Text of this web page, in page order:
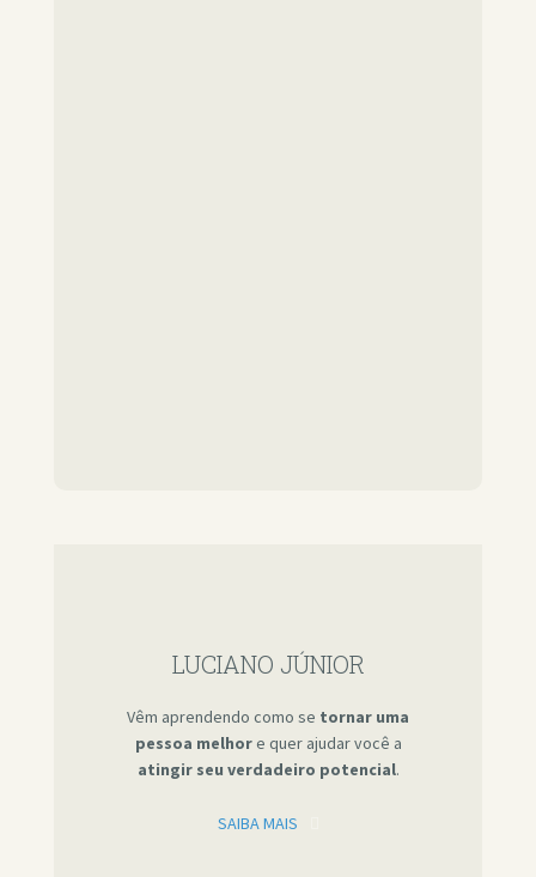
LUCIANO JÚNIOR
Vêm aprendendo como se tornar uma
pessoa melhore quer ajudar você a
atingir seu verdadeiro potencial.
SAIBA MAIS